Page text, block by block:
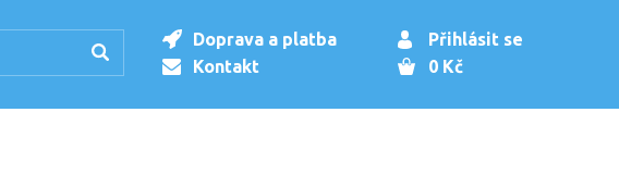
Doprava a platba
Kontakt
Přihlásit se
0 Kč